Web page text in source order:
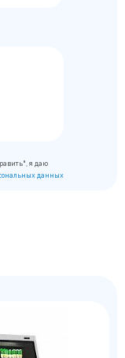
я даю
данных